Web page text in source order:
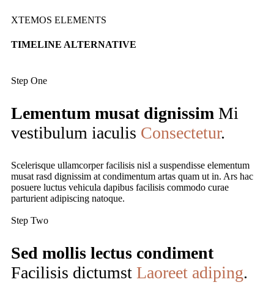
XTEMOS ELEMENTS
TIMELINE ALTERNATIVE
Step One
Lementum musat dignissim Mi
vestibulum iaculis Consectetur.
Scelerisque ullamcorper facilisis nisl a suspendisse elementum
musat rasd dignissim at condimentum artas quam ut in. Ars hac
posuere luctus vehicula dapibus facilisis commodo curae
parturient adipiscing natoque.
Step Two
Sed mollis lectus condiment
Facilisis dictumst Laoreet adiping.